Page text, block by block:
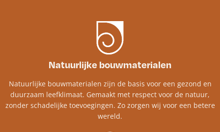
Natuurlijke bouwmaterialen
Natuurlijke bouwmaterialen zijn de basis voor een gezond en
duurzaam leefklimaat. Gemaakt met respect voor de natuur,
zonder schadelijke toevoegingen. Zo zorgen wij voor een betere
wereld.